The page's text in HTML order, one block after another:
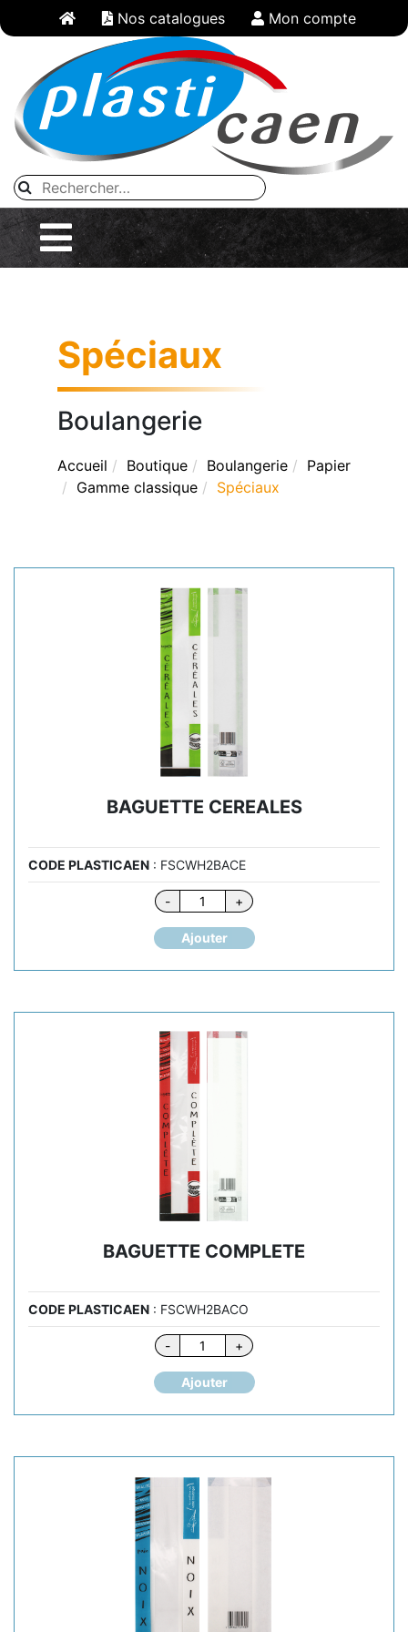
Nos catalogues Mon compte
Spéciaux
Boulangerie
Accueil Boutique Boulangerie
Papier
Gamme classique
Spéciaux
BAGUETTE CEREALES
CODE PLASTICAEN : FSCWH2BACE
-
quantité
de
BAGUETTE
+
Ajouter
BAGUETTE COMPLETE
CODE PLASTICAEN : FSCWH2BACO
-
quantité
de
BAGUETTE
+
Ajouter
Panneau de gestion des cookies